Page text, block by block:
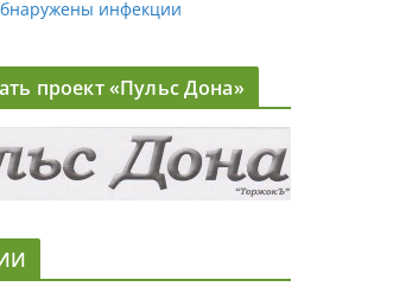
инфекции
проект «Пульс Дона»